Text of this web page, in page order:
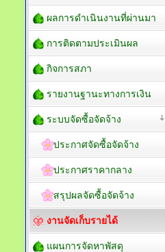
ผลการดำเนินงานที่ผ่านมา
การติดตามประเมินผล
กิจการสภา
รายงานฐานะทางการเงิน
ระบบจัดซื้อจัดจ้าง
ประกาศจัดซื้อจัดจ้าง
ประกาศราคากลาง
สรุปผลจัดซื้อจัดจ้าง
งานจัดเก็บรายได้
แผนการจัดหาพัสดุ